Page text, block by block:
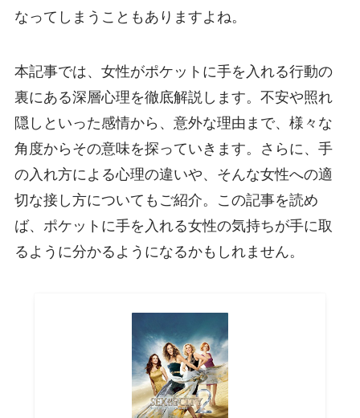
なってしまうこともありますよね。
本記事では、女性がポケットに手を入れる行動の
裏にある深層心理を徹底解説します。不安や照れ
隠しといった感情から、意外な理由まで、様々な
角度からその意味を探っていきます。さらに、手
の入れ方による心理の違いや、そんな女性への適
切な接し方についてもご紹介。この記事を読め
ば、ポケットに手を入れる女性の気持ちが手に取
るように分かるようになるかもしれません。